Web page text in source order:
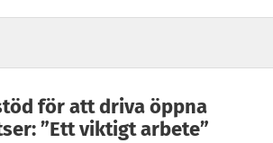
för att driva öppna
”Ett viktigt arbete”